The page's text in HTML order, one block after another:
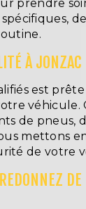
prendre
À JONZAC
est
véhicule.
de pneus,
mettons
de votre
DE